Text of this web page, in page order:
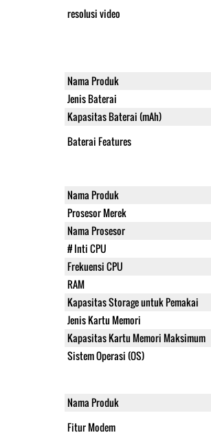
resolusi video
Nama Produk
Jenis Baterai
Kapasitas Baterai (mAh)
Baterai Features
Nama Produk
Prosesor Merek
Nama Prosesor
# Inti CPU
Frekuensi CPU
RAM
Kapasitas Storage untuk Pemakai
Jenis Kartu Memori
Kapasitas Kartu Memori Maksimum
Sistem Operasi (OS)
Nama Produk
Fitur Modem